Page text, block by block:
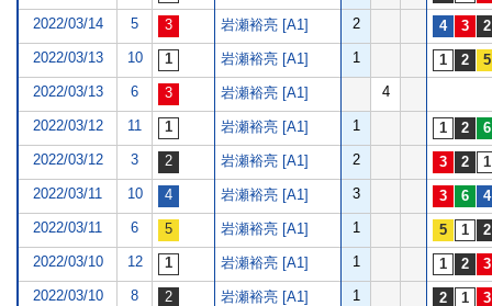
2022/03/14 5 岩瀬裕亮 [A1] 2
2022/03/13 10 岩瀬裕亮 [A1] 1
2022/03/13 6 岩瀬裕亮 [A1] 4
2022/03/12 11 岩瀬裕亮 [A1] 1
2022/03/12 3 岩瀬裕亮 [A1] 2
2022/03/11 10 岩瀬裕亮 [A1] 3
2022/03/11 6 岩瀬裕亮 [A1] 1
2022/03/10 12 岩瀬裕亮 [A1] 1
2022/03/10 8 岩瀬裕亮 [A1] 1